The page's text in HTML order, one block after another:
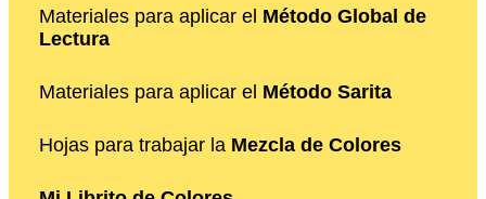
Materiales para aplicar el Método Global de
Lectura
Materiales para aplicar el Método Sarita
Hojas para trabajar la Mezcla de Colores